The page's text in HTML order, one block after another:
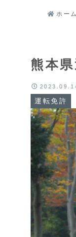
ホーム
熊本
運転免許